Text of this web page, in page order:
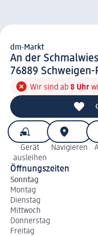
d m-Markt
dm-Markt
An der
7 6 8 8 9
76889 Schweigen-
Wir sind ab 8 Uhr
Gerät
ausleihen
Navigieren
Öffnungszeiten
Sonntag
Montag
Dienstag
Mittwoch
Donnerstag
Freitag